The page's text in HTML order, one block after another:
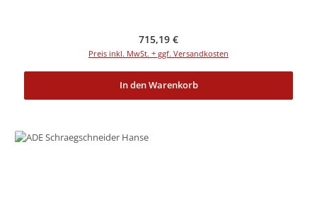
Regulärer Preis:
715,19 €
Preis inkl. MwSt. + ggf. Versandkosten
In den Warenkorb